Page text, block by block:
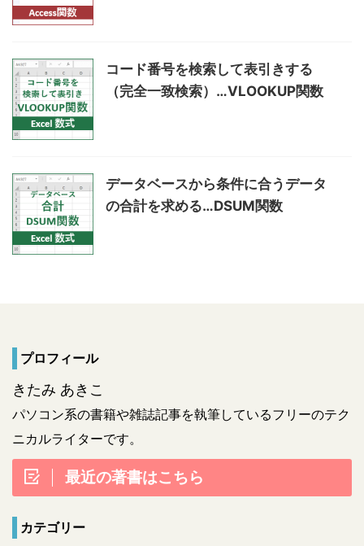
コード番号を検索して表引きする
（完全一致検索）…VLOOKUP関数
データベースから条件に合うデータ
の合計を求める…DSUM関数
プロフィール
きたみ あきこ
パソコン系の書籍や雑誌記事を執筆しているフリーのテク
ニカルライターです。
最近の著書はこちら
カテゴリー